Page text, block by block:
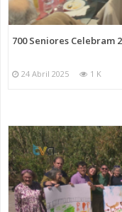
700 Seniores Celebram
24 Abril 2025 1 K